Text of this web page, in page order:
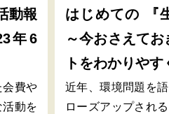
動報
年6
会費や
動を
はじめての 『
～今おさえて
トをわかりや
近年、環境問題を
ローズアップされ